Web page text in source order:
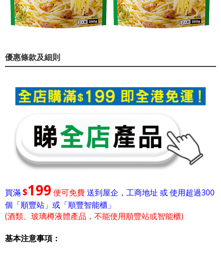
優惠條款及細則
買滿$199 便可免費送到屋企，工商地址 或 使用超過300
個「順豐站」或「順豐智能櫃」
(酒類、玻璃樽液體產品，不能使用順豐站或智能櫃)
基本注意事項：